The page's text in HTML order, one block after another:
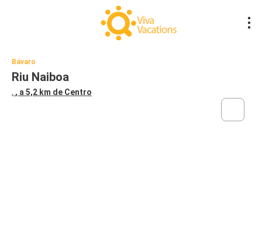
Bávaro
Riu Naiboa
, , a 5,2 km de Centro